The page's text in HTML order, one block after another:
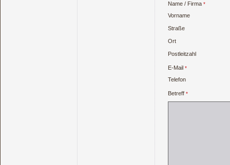
Name / Firma
Vorname
Straße
Ort
Postleitzahl
E-Mail
Telefon
Betreff